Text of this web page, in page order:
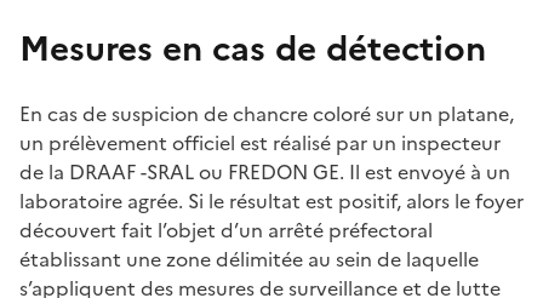
Mesures en cas de détection
En cas de suspicion de chancre coloré sur un platane,
un prélèvement officiel est réalisé par un inspecteur
de la DRAAF -SRAL ou FREDON GE. Il est envoyé à un
laboratoire agrée. Si le résultat est positif, alors le foyer
découvert fait l’objet d’un arrêté préfectoral
établissant une zone délimitée au sein de laquelle
s’appliquent des mesures de surveillance et de lutte